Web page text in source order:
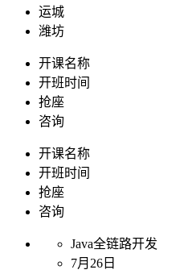
运城
潍坊
开课名称
开班时间
抢座
咨询
开课名称
开班时间
抢座
咨询
Java全链路开发
7月26日